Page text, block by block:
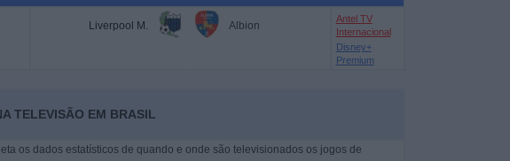
Liverpool M. Albion
Antel TV
Internacional
Disney+
Premium
TELEVISÃO EM BRASIL
os dados estatísticos de quando e onde são televisionados os jogos de